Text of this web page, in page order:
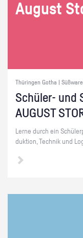
Au­gust
Thüringen Gotha |
Schü­ler- und
AU­GUST
Lerne durch ein
duk­ti­on, Tech­nik und